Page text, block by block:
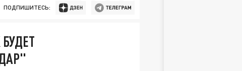
ПОДПИШИТЕСЬ: